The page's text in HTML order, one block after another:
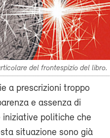
del frontespizio del libro.
a prescrizioni troppo
e assenza di
politiche che
situazione sono già